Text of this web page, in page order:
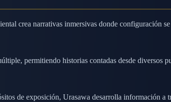
crea narrativas inmersivas donde configuración
permitiendo historias contadas desde diversos
de exposición, Urasawa desarrolla información a